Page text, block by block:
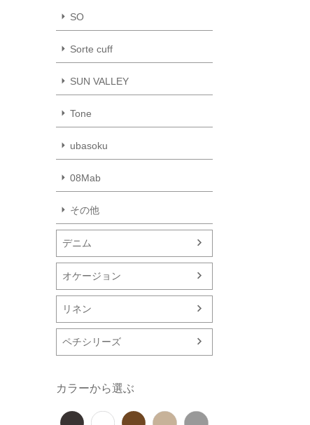
SO
Sorte cuff
SUN VALLEY
Tone
ubasoku
08Mab
その他
デニム
オケージョン
リネン
ペチシリーズ
カラーから選ぶ